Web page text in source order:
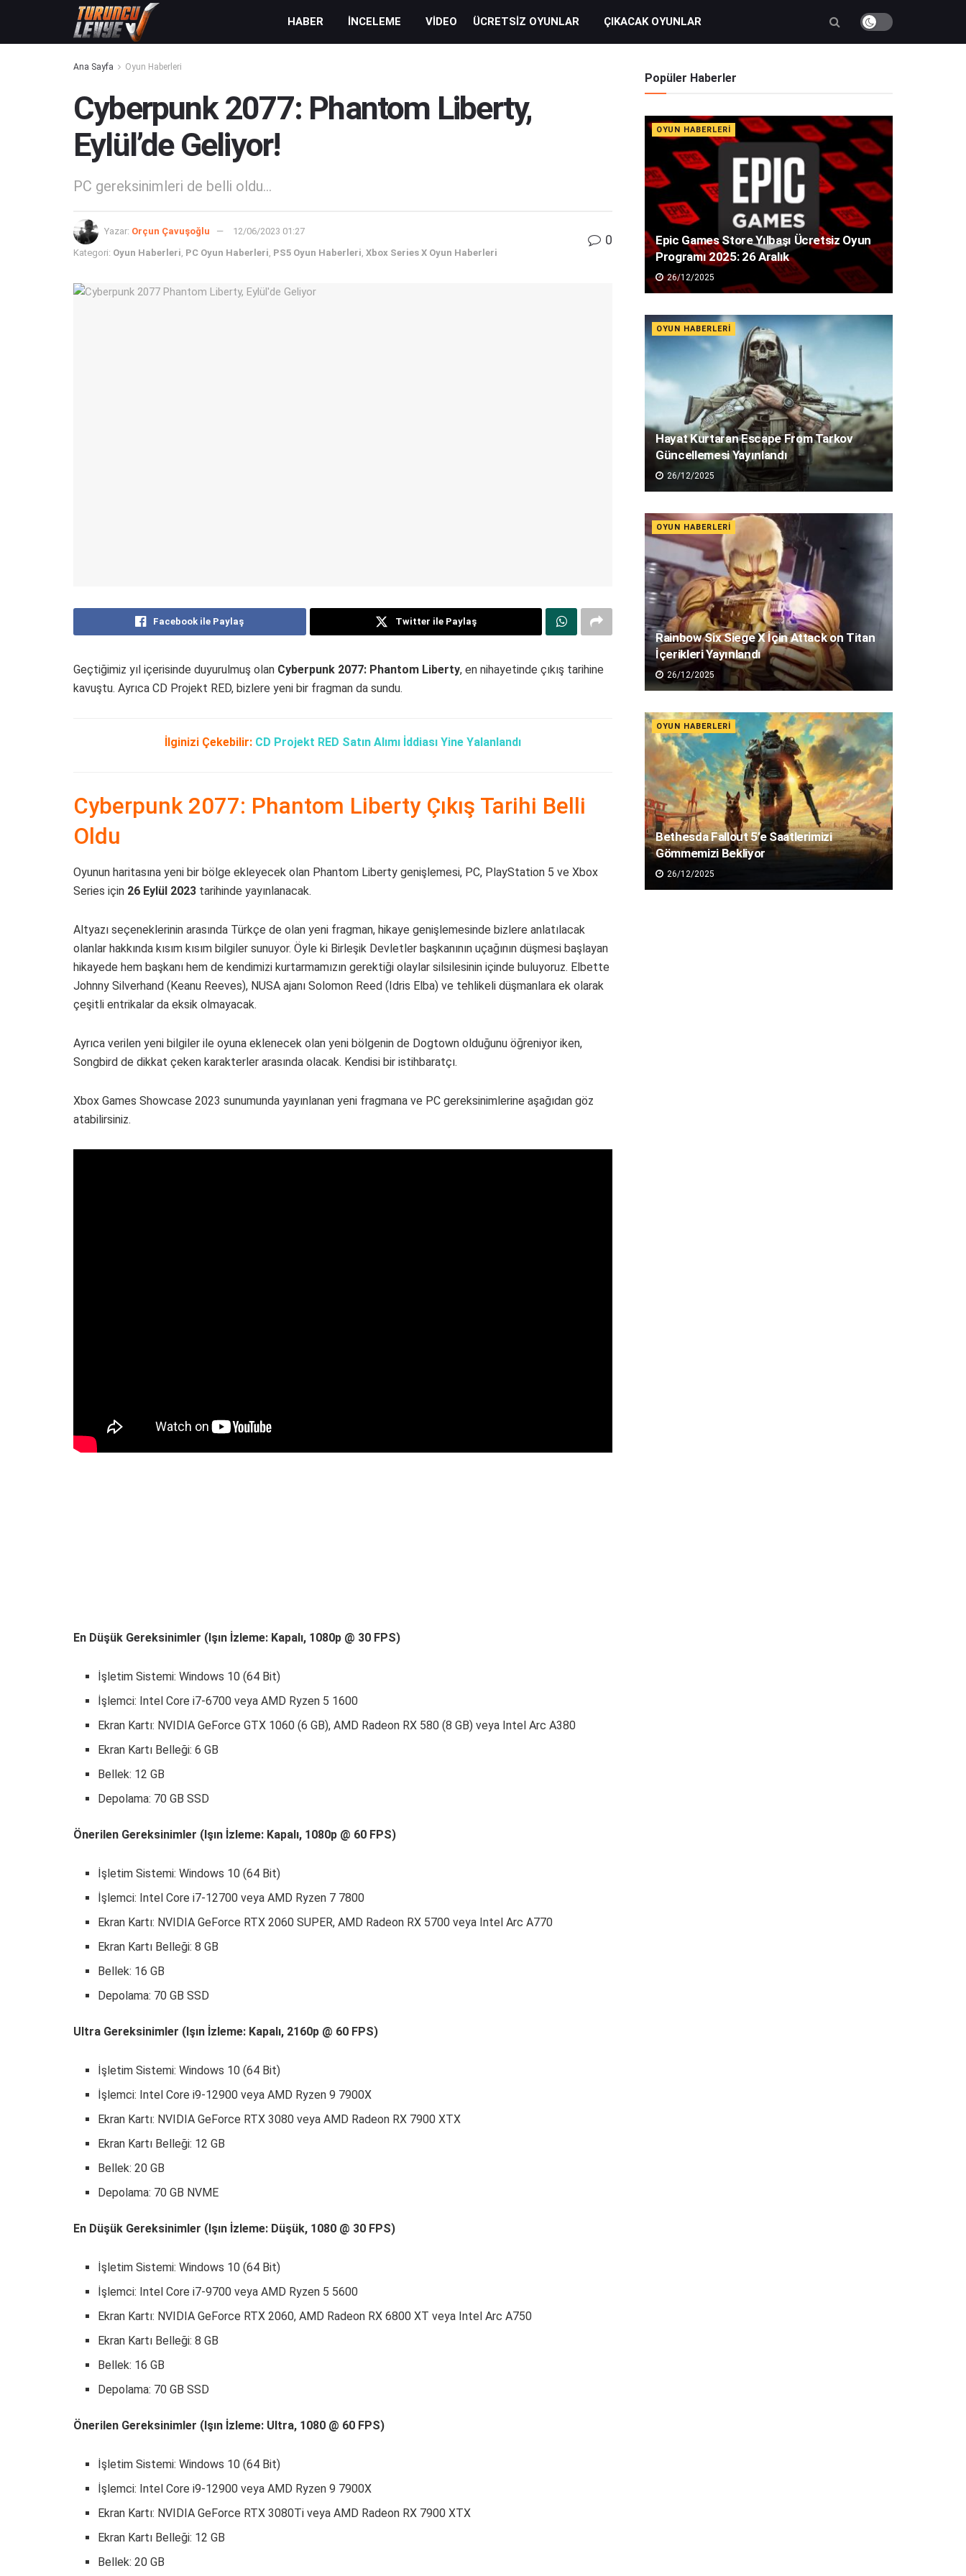
HABER İNCELEME VIDEO ÜCRETSIZ OYUNLAR ÇIKACAK OYUNLAR
Ana Sayfa Oyun Haberleri
Cyberpunk 2077: Phantom Liberty,
Eylül’de Geliyor!
PC gereksinimleri de belli oldu...
Yazar: Orçun Çavuşoğlu 12/06/2023 01:27
Kategori: Oyun Haberleri, PC Oyun Haberleri, PS5 Oyun Haberleri, Xbox Series X Oyun Haberleri
0
Facebook ile Paylaş Twitter ile Paylaş
Geçtiğimiz yıl içerisinde duyurulmuş olan Cyberpunk 2077: Phantom Liberty, en nihayetinde çıkış tarihine
kavuştu. Ayrıca CD Projekt RED, bizlere yeni bir fragman da sundu.
İlginizi Çekebilir: CD Projekt RED Satın Alımı İddiası Yine Yalanlandı
Cyberpunk 2077: Phantom Liberty Çıkış Tarihi Belli
Oldu
Oyunun haritasına yeni bir bölge ekleyecek olan Phantom Liberty genişlemesi, PC, PlayStation 5 ve Xbox
Series için 26 Eylül 2023 tarihinde yayınlanacak.
Altyazı seçeneklerinin arasında Türkçe de olan yeni fragman, hikaye genişlemesinde bizlere anlatılacak
olanlar hakkında kısım kısım bilgiler sunuyor. Öyle ki Birleşik Devletler başkanının uçağının düşmesi başlayan
hikayede hem başkanı hem de kendimizi kurtarmamızın gerektiği olaylar silsilesinin içinde buluyoruz. Elbette
Johnny Silverhand (Keanu Reeves), NUSA ajanı Solomon Reed (Idris Elba) ve tehlikeli düşmanlara ek olarak
çeşitli entrikalar da eksik olmayacak.
Ayrıca verilen yeni bilgiler ile oyuna eklenecek olan yeni bölgenin de Dogtown olduğunu öğreniyor iken,
Songbird de dikkat çeken karakterler arasında olacak. Kendisi bir istihbaratçı.
Xbox Games Showcase 2023 sunumunda yayınlanan yeni fragmana ve PC gereksinimlerine aşağıdan göz
atabilirsiniz.
En Düşük Gereksinimler (Işın İzleme: Kapalı, 1080p @ 30 FPS)
İşletim Sistemi: Windows 10 (64 Bit)
İşlemci: Intel Core i7-6700 veya AMD Ryzen 5 1600
Ekran Kartı: NVIDIA GeForce GTX 1060 (6 GB), AMD Radeon RX 580 (8 GB) veya Intel Arc A380
Ekran Kartı Belleği: 6 GB
Bellek: 12 GB
Depolama: 70 GB SSD
Önerilen Gereksinimler (Işın İzleme: Kapalı, 1080p @ 60 FPS)
İşletim Sistemi: Windows 10 (64 Bit)
İşlemci: Intel Core i7-12700 veya AMD Ryzen 7 7800
Ekran Kartı: NVIDIA GeForce RTX 2060 SUPER, AMD Radeon RX 5700 veya Intel Arc A770
Ekran Kartı Belleği: 8 GB
Bellek: 16 GB
Depolama: 70 GB SSD
Ultra Gereksinimler (Işın İzleme: Kapalı, 2160p @ 60 FPS)
İşletim Sistemi: Windows 10 (64 Bit)
İşlemci: Intel Core i9-12900 veya AMD Ryzen 9 7900X
Ekran Kartı: NVIDIA GeForce RTX 3080 veya AMD Radeon RX 7900 XTX
Ekran Kartı Belleği: 12 GB
Bellek: 20 GB
Depolama: 70 GB NVME
En Düşük Gereksinimler (Işın İzleme: Düşük, 1080 @ 30 FPS)
İşletim Sistemi: Windows 10 (64 Bit)
İşlemci: Intel Core i7-9700 veya AMD Ryzen 5 5600
Ekran Kartı: NVIDIA GeForce RTX 2060, AMD Radeon RX 6800 XT veya Intel Arc A750
Ekran Kartı Belleği: 8 GB
Bellek: 16 GB
Depolama: 70 GB SSD
Önerilen Gereksinimler (Işın İzleme: Ultra, 1080 @ 60 FPS)
İşletim Sistemi: Windows 10 (64 Bit)
İşlemci: Intel Core i9-12900 veya AMD Ryzen 9 7900X
Ekran Kartı: NVIDIA GeForce RTX 3080Ti veya AMD Radeon RX 7900 XTX
Ekran Kartı Belleği: 12 GB
Bellek: 20 GB
Popüler Haberler
OYUN HABERLERI
Epic Games Store Yılbaşı Ücretsiz Oyun
Programı 2025: 26 Aralık
26/12/2025
OYUN HABERLERI
Hayat Kurtaran Escape From Tarkov
Güncellemesi Yayınlandı
26/12/2025
OYUN HABERLERI
Rainbow Six Siege X İçin Attack on Titan
İçerikleri Yayınlandı
26/12/2025
OYUN HABERLERI
Bethesda Fallout 5’e Saatlerimizi
Gömmemizi Bekliyor
26/12/2025